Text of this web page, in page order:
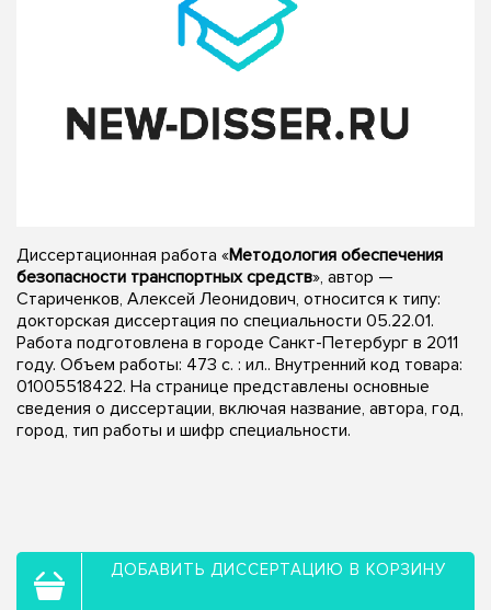
Диссертационная работа «Методология обеспечения
безопасности транспортных средств», автор —
Стариченков, Алексей Леонидович, относится к типу:
докторская диссертация по специальности 05.22.01.
Работа подготовлена в городе Санкт-Петербург в 2011
году. Объем работы: 473 с. : ил.. Внутренний код товара:
01005518422. На странице представлены основные
сведения о диссертации, включая название, автора, год,
город, тип работы и шифр специальности.
ДОБАВИТЬ ДИССЕРТАЦИЮ В КОРЗИНУ